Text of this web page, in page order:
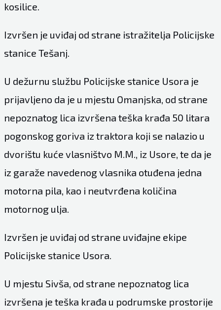
kosilice.
Izvršen je uviđaj od strane istražitelja Policijske
stanice Tešanj.
U dežurnu službu Policijske stanice Usora je
prijavljeno da je u mjestu Omanjska, od strane
nepoznatog lica izvršena teška krađa 50 litara
pogonskog goriva iz traktora koji se nalazio u
dvorištu kuće vlasništvo M.M., iz Usore, te da je
iz garaže navedenog vlasnika otuđena jedna
motorna pila, kao i neutvrđena količina
motornog ulja.
Izvršen je uviđaj od strane uviđajne ekipe
Policijske stanice Usora.
U mjestu Sivša, od strane nepoznatog lica
izvršena je teška krađa u podrumske prostorije